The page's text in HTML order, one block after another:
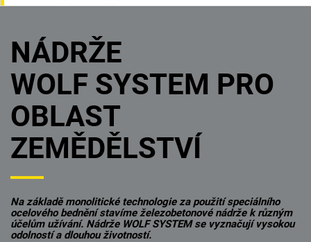
NÁDRŽE
WOLF SYSTEM PRO
OBLAST
ZEMĚDĚLSTVÍ
Na základě monolitické technologie za použití speciálního
ocelového bednění stavíme železobetonové nádrže k různým
účelům užívání. Nádrže WOLF SYSTEM se vyznačují vysokou
odolností a dlouhou životností.